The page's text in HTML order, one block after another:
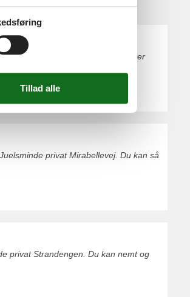
privat Hybenvej. Du finder
privat Mirabellevej. Du kan så
privat Strandengen. Du kan nemt og